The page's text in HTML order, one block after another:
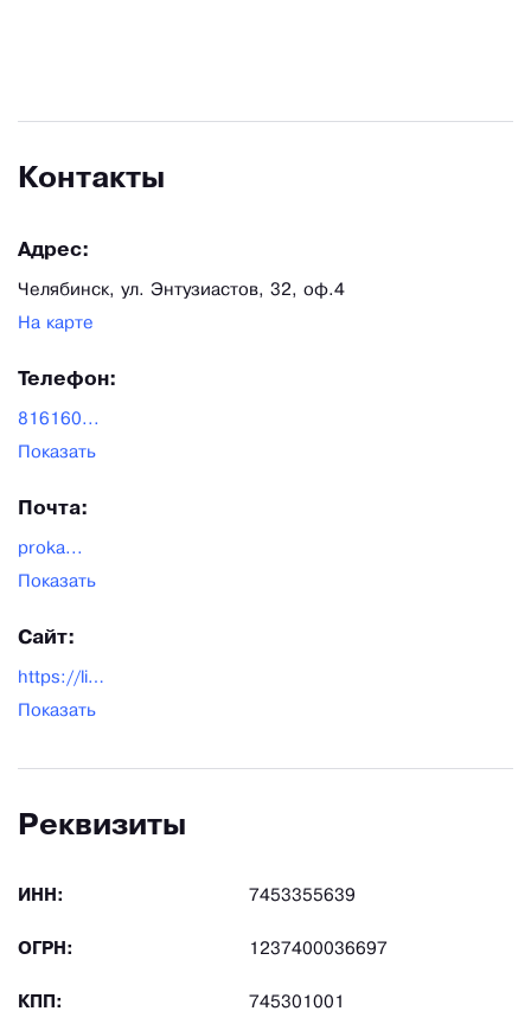
Контакты
Адрес:
Челябинск, ул. Энтузиастов, 32, оф.4
На карте
Телефон:
816160...
Показать
Почта:
proka...
Показать
Сайт:
https://litzavod.com/
Показать
Реквизиты
ИНН: 7453355639
ОГРН: 1237400036697
КПП: 745301001